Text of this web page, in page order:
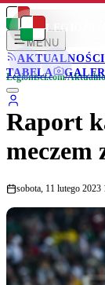
LEGIONISCI
MENU
AKTUALNOŚCI
TABELA
Legionisci.com/
Raport
meczem
sobota, 11 lutego 2023